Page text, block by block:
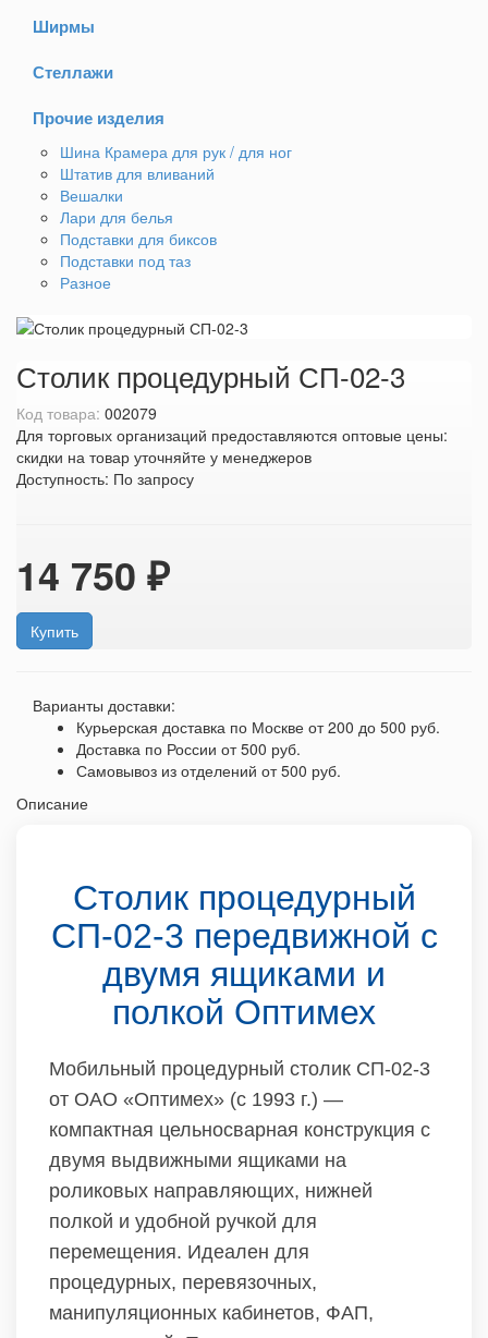
Ширмы
Стеллажи
Прочие изделия
Шина Крамера для рук / для ног
Штатив для вливаний
Вешалки
Лари для белья
Подставки для биксов
Подставки под таз
Разное
Столик процедурный СП-02-3
Код товара: 002079
Для торговых организаций предоставляются оптовые цены:
скидки на товар уточняйте у менеджеров
Доступность: По запросу
14 750 ₽
Купить
Варианты доставки:
Курьерская доставка по Москве от 200 до 500 руб.
Доставка по России от 500 руб.
Самовывоз из отделений от 500 руб.
Описание
Столик процедурный
СП-02-3 передвижной с
двумя ящиками и
полкой Оптимех
Мобильный процедурный столик СП-02-3
от ОАО «Оптимех» (с 1993 г.) —
компактная цельносварная конструкция с
двумя выдвижными ящиками на
роликовых направляющих, нижней
полкой и удобной ручкой для
перемещения. Идеален для
процедурных, перевязочных,
манипуляционных кабинетов, ФАП,